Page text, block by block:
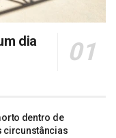
dia
dentro de
circunstâncias